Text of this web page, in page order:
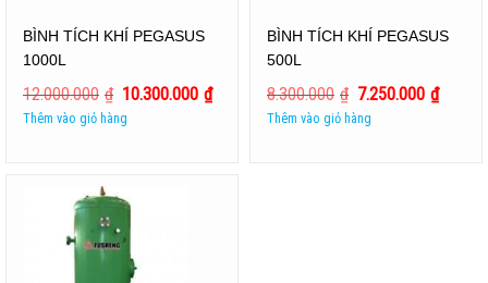
BÌNH TÍCH KHÍ PEGASUS
1000L
12.000.000 ₫ 10.300.000 ₫
Thêm vào giỏ hàng
BÌNH TÍCH KHÍ PEGASUS
500L
8.300.000 ₫ 7.250.000 ₫
Thêm vào giỏ hàng